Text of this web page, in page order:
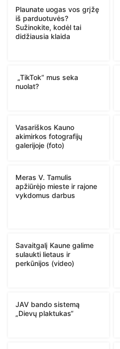
Plaunate uogas vos grįžę
iš parduotuvės?
Sužinokite, kodėl tai
didžiausia klaida
„TikTok“ mus seka
nuolat?
Vasariškos Kauno
akimirkos fotografijų
galerijoje (foto)
Meras V. Tamulis
apžiūrėjo mieste ir rajone
vykdomus darbus
Savaitgalį Kaune galime
sulaukti lietaus ir
perkūnijos (video)
JAV bando sistemą
„Dievų plaktukas“